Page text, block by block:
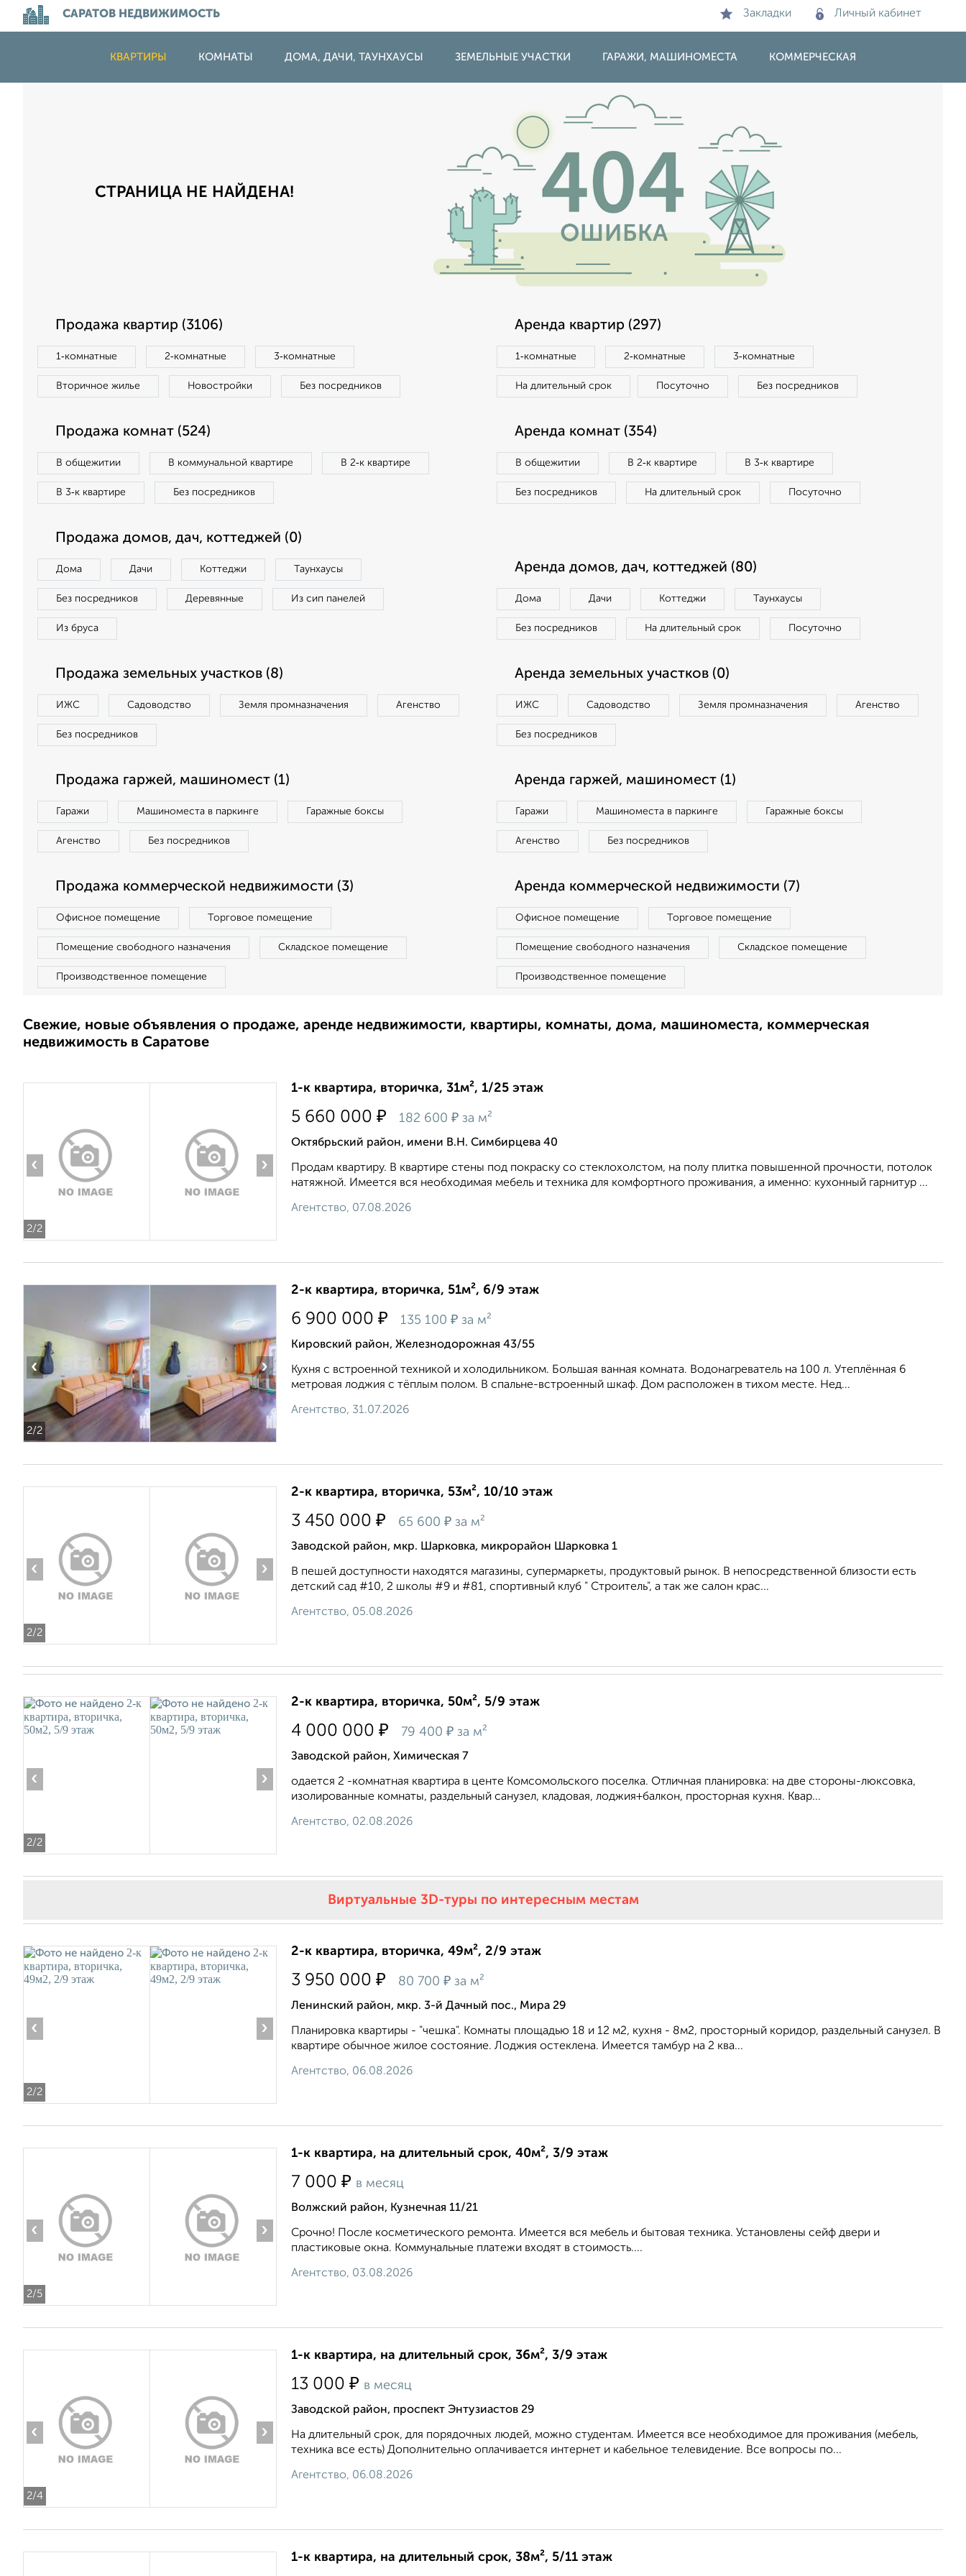
САРАТОВ НЕДВИЖИМОСТЬ Закладки Личный кабинет
КВАРТИРЫ КОМНАТЫ ДОМА, ДАЧИ, ТАУНХАУСЫ ЗЕМЕЛЬНЫЕ УЧАСТКИ ГАРАЖИ, МАШИНОМЕСТА КОММЕРЧЕСКАЯ
СТРАНИЦА НЕ НАЙДЕНА!
Продажа квартир (3106)
1‑комнатные 2‑комнатные 3‑комнатные
Вторичное жилье Новостройки Без посредников
Аренда квартир (297)
1‑комнатные 2‑комнатные 3‑комнатные
На длительный срок Посуточно Без посредников
Продажа комнат (524)
В общежитии В коммунальной квартире В 2‑к квартире
В 3‑к квартире Без посредников
Аренда комнат (354)
В общежитии В 2‑к квартире В 3‑к квартире
Без посредников На длительный срок Посуточно
Продажа домов, дач, коттеджей (0)
Дома Дачи Коттеджи Таунхаусы
Без посредников Деревянные Из сип панелей
Из бруса
Аренда домов, дач, коттеджей (80)
Дома Дачи Коттеджи Таунхаусы
Без посредников На длительный срок Посуточно
Продажа земельных участков (8)
ИЖС Садоводство Земля промназначения Агенство
Без посредников
Аренда земельных участков (0)
ИЖС Садоводство Земля промназначения Агенство
Без посредников
Продажа гаржей, машиномест (1)
Гаражи Машиноместа в паркинге Гаражные боксы
Агенство Без посредников
Аренда гаржей, машиномест (1)
Гаражи Машиноместа в паркинге Гаражные боксы
Агенство Без посредников
Продажа коммерческой недвижимости (3)
Офисное помещение Торговое помещение
Помещение свободного назначения Складское помещение
Производственное помещение
Аренда коммерческой недвижимости (7)
Офисное помещение Торговое помещение
Помещение свободного назначения Складское помещение
Производственное помещение
Свежие, новые объявления о продаже, аренде недвижимости, квартиры, комнаты, дома, машиноместа, коммерческая
недвижимость в Саратове
2/2
‹ ›
1-к квартира, вторичка, 31м², 1/25 этаж
5 660 000 ₽ 182 600 ₽ за м²
Октябрьский район, имени В.Н. Симбирцева 40
Продам квартиру. В квартире стены под покраску со стеклохолстом, на полу плитка повышенной прочности, потолок
натяжной. Имеется вся необходимая мебель и техника для комфортного проживания, а именно: кухонный гарнитур ...
Агентство, 07.08.2026
2/2
‹ ›
2-к квартира, вторичка, 51м², 6/9 этаж
6 900 000 ₽ 135 100 ₽ за м²
Кировский район, Железнодорожная 43/55
Кухня с встроенной техникой и холодильником. Большая ванная комната. Водонагреватель на 100 л. Утеплённая 6
метровая лоджия с тёплым полом. В спальне-встроенный шкаф. Дом расположен в тихом месте. Нед...
Агентство, 31.07.2026
2/2
‹ ›
2-к квартира, вторичка, 53м², 10/10 этаж
3 450 000 ₽ 65 600 ₽ за м²
Заводской район, мкр. Шарковка, микрорайон Шарковка 1
В пешей доступности находятся магазины, супермаркеты, продуктовый рынок. В непосредственной близости есть
детский сад #10, 2 школы #9 и #81, спортивный клуб " Строитель", а так же салон крас...
Агентство, 05.08.2026
2/2
‹ ›
2-к квартира, вторичка, 50м², 5/9 этаж
4 000 000 ₽ 79 400 ₽ за м²
Заводской район, Химическая 7
одается 2 -комнатная квартира в центе Комсомольского поселка. Отличная планировка: на две стороны-люксовка,
изолированные комнаты, раздельный санузел, кладовая, лоджия+балкон, просторная кухня. Квар...
Агентство, 02.08.2026
Виртуальные 3D-туры по интересным местам
2/2
‹ ›
2-к квартира, вторичка, 49м², 2/9 этаж
3 950 000 ₽ 80 700 ₽ за м²
Ленинский район, мкр. 3-й Дачный пос., Мира 29
Планировка квартиры - "чешка". Комнаты площадью 18 и 12 м2, кухня - 8м2, просторный коридор, раздельный санузел. В
квартире обычное жилое состояние. Лоджия остеклена. Имеется тамбур на 2 ква...
Агентство, 06.08.2026
2/5
‹ ›
1-к квартира, на длительный срок, 40м², 3/9 этаж
7 000 ₽ в месяц
Волжский район, Кузнечная 11/21
Срочно! После косметического ремонта. Имеется вся мебель и бытовая техника. Установлены сейф двери и
пластиковые окна. Коммунальные платежи входят в стоимость....
Агентство, 03.08.2026
2/4
‹ ›
1-к квартира, на длительный срок, 36м², 3/9 этаж
13 000 ₽ в месяц
Заводской район, проспект Энтузиастов 29
На длительный срок, для порядочных людей, можно студентам. Имеется все необходимое для проживания (мебель,
техника все есть) Дополнительно оплачивается интернет и кабельное телевидение. Все вопросы по...
Агентство, 06.08.2026
1-к квартира, на длительный срок, 38м², 5/11 этаж